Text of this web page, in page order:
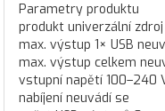
Parametry produktu
produkt univerzální
max. výstup 1× USB
max. výstup celkem
vstupní napětí 100–240
nabíjení neuvádí se